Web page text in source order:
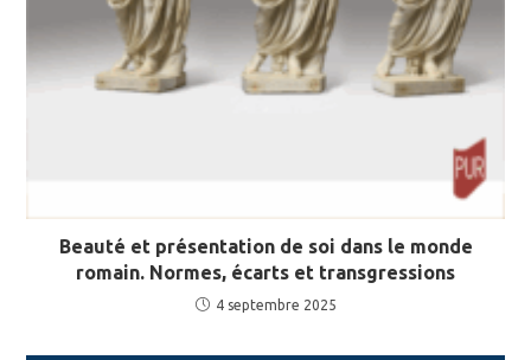
Beauté et présentation de soi dans le monde
romain. Normes, écarts et transgressions
4 septembre 2025